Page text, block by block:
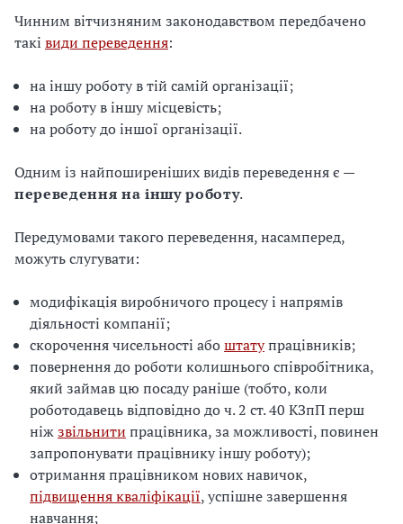
Чинним вітчизняним законодавством передбачено
такі види переведення:
на іншу роботу в тій самій організації;
на роботу в іншу місцевість;
на роботу до іншої організації.
Одним із найпоширеніших видів переведення є —
переведення на іншу роботу.
Передумовами такого переведення, насамперед,
можуть слугувати:
модифікація виробничого процесу і напрямів
діяльності компанії;
скорочення чисельності абоштатупрацівників;
повернення до роботи колишнього співробітника,
який займав цю посаду раніше (тобто, коли
роботодавець відповідно до ч. 2 ст. 40 КЗпП перш
ніжзвільнити працівника, за можливості, повинен
запропонувати працівнику іншу роботу);
отримання працівником нових навичок,
підвищення кваліфікації, успішне завершення
навчання;